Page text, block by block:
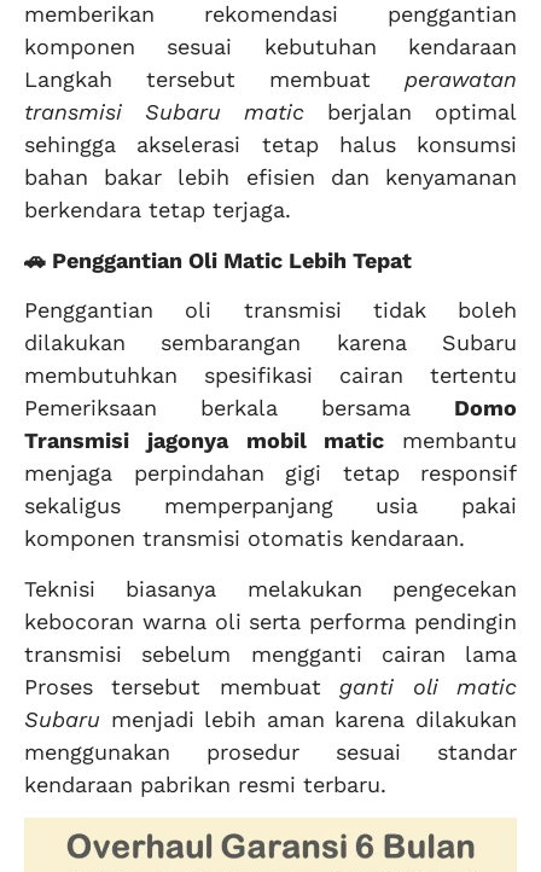
memberikan rekomendasi penggantian
komponen sesuai kebutuhan kendaraan
Langkah tersebut membuat perawatan
transmisi Subaru matic berjalan optimal
sehingga akselerasi tetap halus konsumsi
bahan bakar lebih efisien dan kenyamanan
berkendara tetap terjaga.
🚗 Penggantian Oli Matic Lebih Tepat
Penggantian oli transmisi tidak boleh
dilakukan sembarangan karena Subaru
membutuhkan spesifikasi cairan tertentu
Pemeriksaan berkala bersama Domo
Transmisi
jagonya mobil maticmembantu
menjaga perpindahan gigi tetap responsif
sekaligus memperpanjang usia pakai
komponen transmisi otomatis kendaraan.
Teknisi biasanya melakukan pengecekan
kebocoran warna oli serta performa pendingin
transmisi sebelum mengganti cairan lama
Proses tersebut membuat ganti oli matic
Subaru menjadi lebih aman karena dilakukan
menggunakan prosedur sesuai standar
kendaraan pabrikan resmi terbaru.